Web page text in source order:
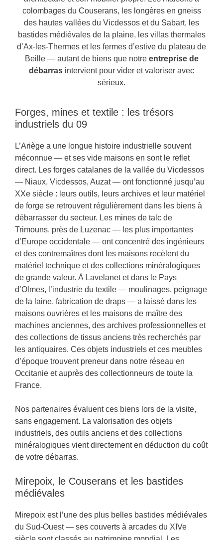
colombages du Couserans, les longères en gneiss
des hautes vallées du Vicdessos et du Sabart, les
bastides médiévales de la plaine, les villas thermales
d’Ax-les-Thermes et les fermes d’estive du plateau de
Beille — autant de biens que notre entreprise de
débarras intervient pour vider et valoriser avec
sérieux.
Forges, mines et textile : les trésors
industriels du 09
L’Ariège a une longue histoire industrielle souvent
méconnue — et ses vide maisons en sont le reflet
direct. Les forges catalanes de la vallée du Vicdessos
— Niaux, Vicdessos, Auzat — ont fonctionné jusqu’au
XXe siècle : leurs outils, leurs archives et leur matériel
de forge se retrouvent régulièrement dans les biens à
débarrasser du secteur. Les mines de talc de
Trimouns, près de Luzenac — les plus importantes
d’Europe occidentale — ont concentré des ingénieurs
et des contremaîtres dont les maisons recèlent du
matériel technique et des collections minéralogiques
de grande valeur. À Lavelanet et dans le Pays
d’Olmes, l’industrie du textile — moulinages, peignage
de la laine, fabrication de draps — a laissé dans les
maisons ouvrières et les maisons de maître des
machines anciennes, des archives professionnelles et
des collections de tissus anciens très recherchés par
les antiquaires. Ces objets industriels et ces meubles
d’époque trouvent preneur dans notre réseau en
Occitanie et auprès des collectionneurs de toute la
France.
Nos partenaires évaluent ces biens lors de la visite,
sans engagement. La valorisation des objets
industriels, des outils anciens et des collections
minéralogiques vient directement en déduction du coût
de votre débarras.
Mirepoix, le Couserans et les bastides
médiévales
Mirepoix est l’une des plus belles bastides médiévales
du Sud-Ouest — ses couverts à arcades du XIVe